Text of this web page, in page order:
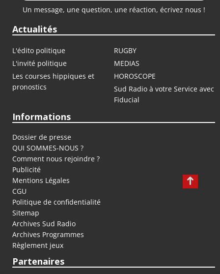
Un message, une question, une réaction, écrivez nous !
Actualités
L'édito politique
RUGBY
L'invité politique
MEDIAS
Les courses hippiques et
pronostics
HOROSCOPE
Sud Radio à votre Service avec
Fiducial
Informations
Dossier de presse
QUI SOMMES-NOUS ?
Comment nous rejoindre ?
Publicité
Mentions Légales
CGU
Politique de confidentialité
Sitemap
Archives Sud Radio
Archives Programmes
Règlement jeux
Partenaires